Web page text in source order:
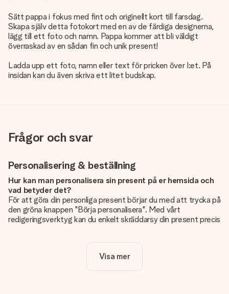
Sätt pappa i fokus med fint och originellt kort till farsdag.
Skapa själv detta fotokort med en av de färdiga designerna,
lägg till ett foto och namn. Pappa kommer att bli väldigt
överraskad av en sådan fin och unik present!
Ladda upp ett foto, namn eller text för pricken över I:et. På
insidan kan du även skriva ett litet budskap.
Frågor och svar
Personalisering & beställning
Hur kan man personalisera sin present på er hemsida och
vad betyder det?
För att göra din personliga present börjar du med att trycka på
den gröna knappen "Börja personalisera". Med vårt
redigeringsverktyg kan du enkelt skräddarsy din present precis
Kostar det något extra att personalisera sin present?
Visa mer